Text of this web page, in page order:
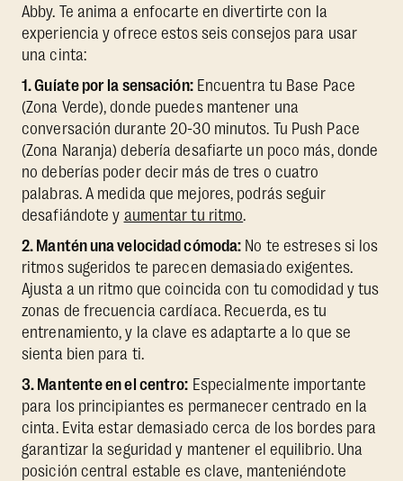
Abby. Te anima a enfocarte en divertirte con la
experiencia y ofrece estos seis consejos para usar
una cinta:
1. Guíate por la sensación:Encuentra tu Base Pace
(Zona Verde), donde puedes mantener una
conversación durante 20-30 minutos. Tu Push Pace
(Zona Naranja) debería desafiarte un poco más, donde
no deberías poder decir más de tres o cuatro
palabras. A medida que mejores, podrás seguir
desafiándote y aumentar tu ritmo.
2. Mantén una velocidad cómoda: No te estreses si los
ritmos sugeridos te parecen demasiado exigentes.
Ajusta a un ritmo que coincida con tu comodidad y tus
zonas de frecuencia cardíaca. Recuerda, es tu
entrenamiento, y la clave es adaptarte a lo que se
sienta bien para ti.
3. Mantente en el centro: Especialmente importante
para los principiantes es permanecer centrado en la
cinta. Evita estar demasiado cerca de los bordes para
garantizar la seguridad y mantener el equilibrio. Una
posición central estable es clave, manteniéndote